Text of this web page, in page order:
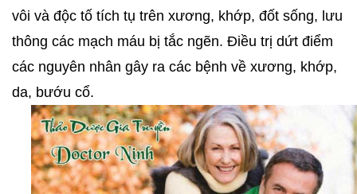
vôi và độc tố tích tụ trên xương, khớp, đốt sống, lưu
thông các mạch máu bị tắc ngẽn. Điều trị dứt điểm
các nguyên nhân gây ra các bệnh về xương, khớp,
da, bướu cổ.